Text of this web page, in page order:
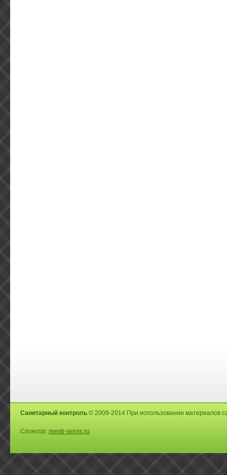
Санитарный контроль © 2009-2014 При использовании материалов
Спонсор: reestr-servis.ru